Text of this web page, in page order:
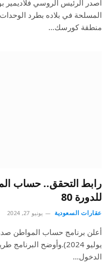
أصدر الرئيس الروسي فلاديمير
المسلحة في بلاده بطرد
منطقة كورسك…
رابط التحقق.. حساب
للدورة 80
عقارات السعودية يونيو 27, 2024
يوليو 2024).وأوضح
الدخول…